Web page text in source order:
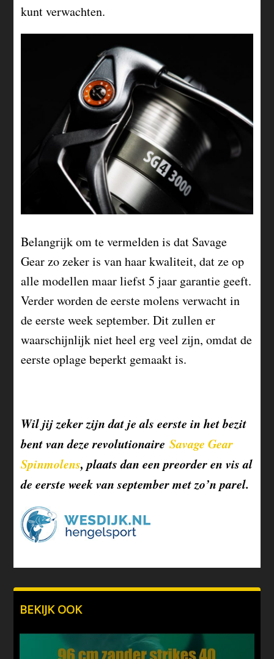
kunt verwachten.
Belangrijk om te vermelden is dat Savage
Gear zo zeker is van haar kwaliteit, dat ze op
alle modellen maar liefst 5 jaar garantie geeft.
Verder worden de eerste molens verwacht in
de eerste week september. Dit zullen er
waarschijnlijk niet heel erg veel zijn, omdat de
eerste oplage beperkt gemaakt is.
Wil jij zeker zijn dat je als eerste in het bezit
bent van deze revolutionaireSavage Gear
Spinmolens, plaats dan een preorder en vis al
de eerste week van september met zo’n parel.
BEKIJK OOK